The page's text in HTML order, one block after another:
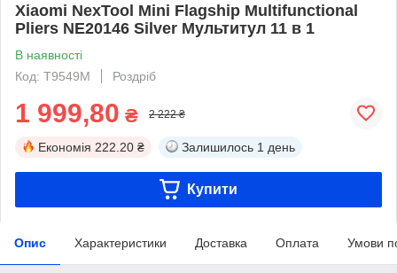
Xiaomi NexTool Mini Flagship Multifunctional
Pliers NE20146 Silver Мультитул 11 в 1
В наявності
Код: T9549M
Роздріб
1 999,80 ₴ 2 222 ₴
Економія 222.20 ₴ Залишилось 1 день
Купити
Опис Характеристики Доставка Оплата Умови